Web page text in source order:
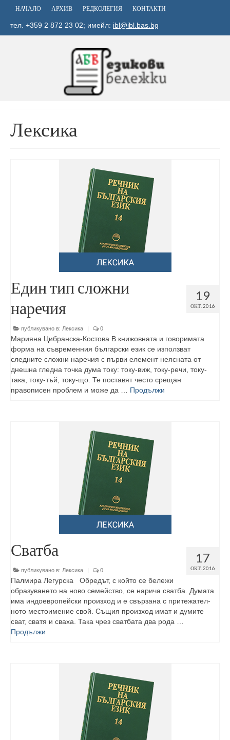
НАЧАЛО АРХИВ РЕДКОЛЕГИЯ КОНТАКТИ
тел. +359 2 872 23 02; имейл: ibl@ibl.bas.bg
Лексика
19
ОКТ. 2016
Един тип сложни
наречия
публикувано в: Лексика | 0
Марияна Цибранска-Костова В книжовната и говоримата
форма на съвременния български език се използват
следните сложни наречия с първи елемент неясната от
днешна гледна точка дума току: току-виж, току-речи, току-
така, току-тъй, току-що. Те поставят често срещан
правописен проблем и може да … Продължи
17
ОКТ. 2016
Сватба
публикувано в: Лексика | 0
Палмира Легурска Обредът, с който се бележи
образуването на ново семейство, се нарича сватба. Думата
има индоевропейски произход и е свързана с притежател­
ното местоимение свой. Същия произход имат и думите
сват, сватя и сваха. Така чрез сватбата два рода …
Продължи